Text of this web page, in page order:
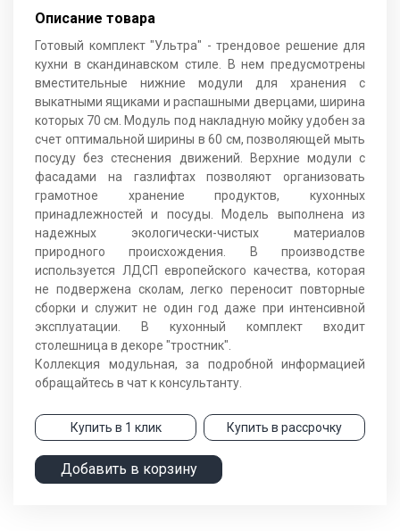
Описание товара
Готовый комплект "Ультра" - трендовое решение для
кухни в скандинавском стиле. В нем предусмотрены
вместительные нижние модули для хранения с
выкатными ящиками и распашными дверцами, ширина
которых 70 см. Модуль под накладную мойку удобен за
счет оптимальной ширины в 60 см, позволяющей мыть
посуду без стеснения движений. Верхние модули с
фасадами на газлифтах позволяют организовать
грамотное хранение продуктов, кухонных
принадлежностей и посуды. Модель выполнена из
надежных экологически-чистых материалов
природного происхождения. В производстве
используется ЛДСП европейского качества, которая
не подвержена сколам, легко переносит повторные
сборки и служит не один год даже при интенсивной
эксплуатации. В кухонный комплект входит
столешница в декоре "тростник".
Коллекция модульная, за подробной информацией
обращайтесь в чат к консультанту.
Купить в 1 клик Купить в рассрочку
Добавить в корзину